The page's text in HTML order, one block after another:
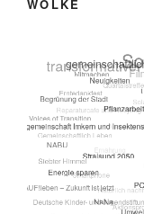
WOLKE